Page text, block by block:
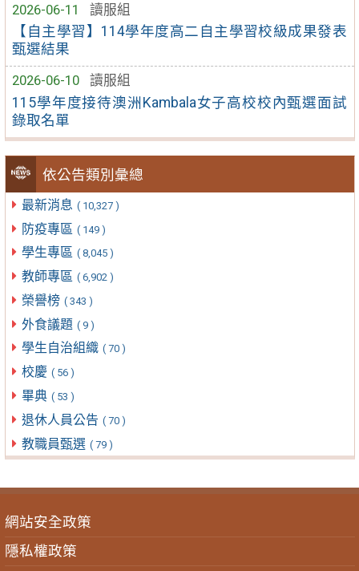
2026-06-11
讀服組
【自主學習】114學年度高二自主學習校級成果發表
甄選結果
2026-06-10
讀服組
115學年度接待澳洲Kambala女子高校校內甄選面試
錄取名單
依公告類別彙總
最新消息 ( 10,327 )
防疫專區 ( 149 )
學生專區 ( 8,045 )
教師專區 ( 6,902 )
榮譽榜 ( 343 )
外食議題 ( 9 )
學生自治組織 ( 70 )
校慶 ( 56 )
畢典 ( 53 )
退休人員公告 ( 70 )
教職員甄選 ( 79 )
網站安全政策
隱私權政策